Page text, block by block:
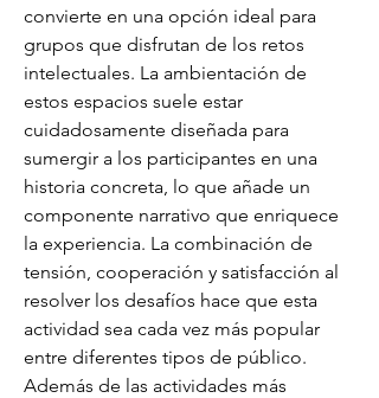
convierte en una opción ideal para
grupos que disfrutan de los retos
intelectuales. La ambientación de
estos espacios suele estar
cuidadosamente diseñada para
sumergir a los participantes en una
historia concreta, lo que añade un
componente narrativo que enriquece
la experiencia. La combinación de
tensión, cooperación y satisfacción al
resolver los desafíos hace que esta
actividad sea cada vez más popular
entre diferentes tipos de público.
Además de las actividades más